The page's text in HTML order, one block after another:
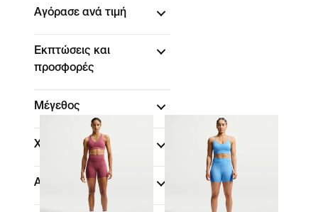
Αγόρασε ανά τιμή
Εκπτώσεις και
προσφορές
Μέγεθος
Χρώμα
Αθλήματα(1)